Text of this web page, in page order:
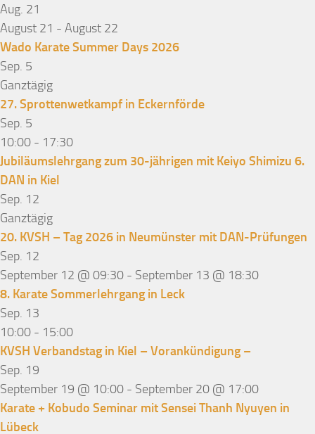
Aug. 21
August 21 - August 22
Wado Karate Summer Days 2026
Sep. 5
Ganztägig
27. Sprottenwetkampf in Eckernförde
Sep. 5
10:00 - 17:30
Jubiläumslehrgang zum 30-jährigen mit Keiyo Shimizu 6.
DAN in Kiel
Sep. 12
Ganztägig
20. KVSH – Tag 2026 in Neumünster mit DAN-Prüfungen
Sep. 12
September 12 @ 09:30 - September 13 @ 18:30
8. Karate Sommerlehrgang in Leck
Sep. 13
10:00 - 15:00
KVSH Verbandstag in Kiel – Vorankündigung –
Sep. 19
September 19 @ 10:00 - September 20 @ 17:00
Karate + Kobudo Seminar mit Sensei Thanh Nyuyen in
Lübeck